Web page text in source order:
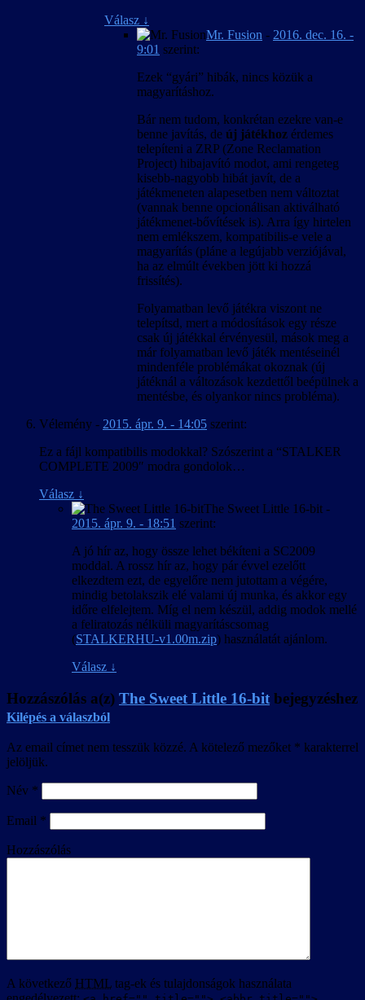
Válasz ↓
Mr. Fusion - 2016. dec. 16. -
9:01 szerint:
Ezek “gyári” hibák, nincs közük a
magyarításhoz.
Bár nem tudom, konkrétan ezekre van-e
benne javítás, de új játékhoz érdemes
telepíteni a ZRP (Zone Reclamation
Project) hibajavító modot, ami rengeteg
kisebb-nagyobb hibát javít, de a
játékmeneten alapesetben nem változtat
(vannak benne opcionálisan aktiválható
játékmenet-bővítések is). Arra így hirtelen
nem emlékszem, kompatibilis-e vele a
magyarítás (pláne a legújabb verziójával,
ha az elmúlt években jött ki hozzá
frissítés).
Folyamatban levő játékra viszont ne
telepítsd, mert a módosítások egy része
csak új játékkal érvényesül, mások meg a
már folyamatban levő játék mentéseinél
mindenféle problémákat okoznak (új
játéknál a változások kezdettől beépülnek a
mentésbe, és olyankor nincs probléma).
Vélemény - 2015. ápr. 9. - 14:05 szerint:
Ez a fájl kompatibilis modokkal? Szószerint a “STALKER
COMPLETE 2009″ modra gondolok…
Válasz ↓
The Sweet Little 16-bit -
2015. ápr. 9. - 18:51 szerint:
A jó hír az, hogy össze lehet békíteni a SC2009
moddal. A rossz hír az, hogy pár évvel ezelőtt
elkezdtem ezt, de egyelőre nem jutottam a végére,
mindig betolakszik elé valami új munka, és akkor egy
időre elfelejtem. Míg el nem készül, addig modok mellé
a feliratozás nélküli magyarításcsomag
(STALKERHU-v1.00m.zip) használatát ajánlom.
Válasz ↓
Hozzászólás a(z) The Sweet Little 16-bit bejegyzéshez
Kilépés a válaszból
Az email címet nem tesszük közzé. A kötelező mezőket * karakterrel
jelöljük.
Név *
Email *
Hozzászólás
A következő HTML tag-ek és tulajdonságok használata